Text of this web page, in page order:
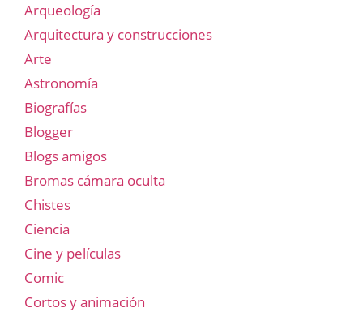
Arqueología
Arquitectura y construcciones
Arte
Astronomía
Biografías
Blogger
Blogs amigos
Bromas cámara oculta
Chistes
Ciencia
Cine y películas
Comic
Cortos y animación